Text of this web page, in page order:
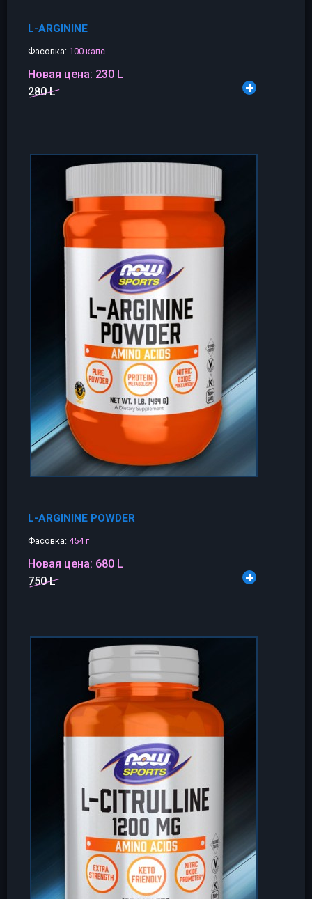
L-ARGININE
Фасовка: 100 капс
Новая цена: 230 L
280 L
L-ARGININE POWDER
Фасовка: 454 г
Новая цена: 680 L
750 L